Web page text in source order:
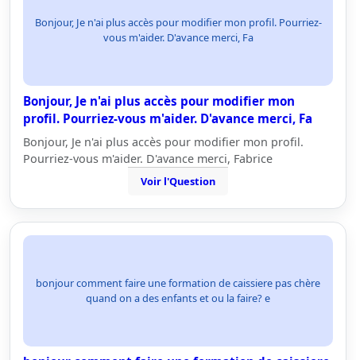
Bonjour, Je n'ai plus accès pour modifier mon profil. Pourriez-
vous m'aider. D'avance merci, Fa
Bonjour, Je n'ai plus accès pour modifier mon
profil. Pourriez-vous m'aider. D'avance merci, Fa
Bonjour, Je n'ai plus accès pour modifier mon profil.
Pourriez-vous m'aider. D'avance merci, Fabrice
Voir l'Question
bonjour comment faire une formation de caissiere pas chère
quand on a des enfants et ou la faire? e